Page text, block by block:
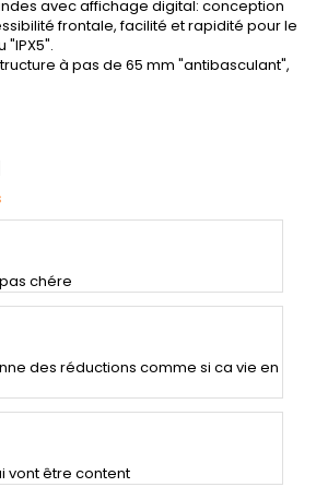
avec affichage digital: conception
frontale, facilité et rapidité pour le
"IPX5".
à pas de 65 mm "antibasculant",
chére
des réductions comme si ca vie en
vont être content